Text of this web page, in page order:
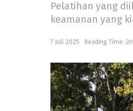
Pelatihan yang
keamanan yang
7 Juli 2025 Reading Time: